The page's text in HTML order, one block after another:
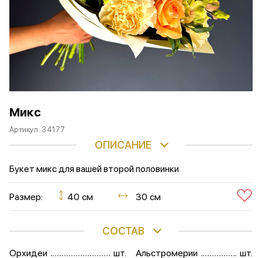
Микс
Артикул: 34177
ОПИСАНИЕ
Букет микс для вашей второй половинки
Размер: 40 см 30 см
СОСТАВ
Орхидеи
шт.
Альстромерии
шт.